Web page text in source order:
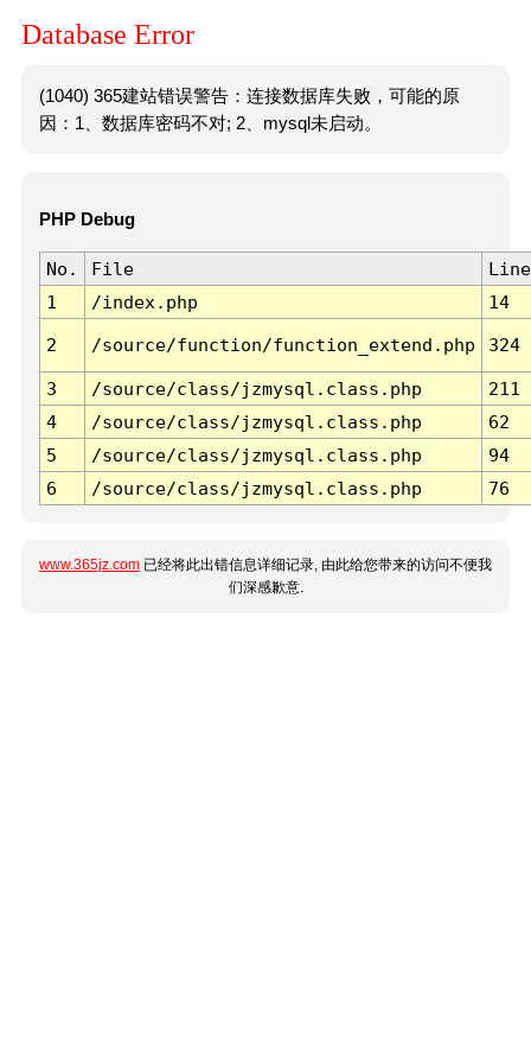
Database Error
(1040) 365建站错误警告：连接数据库失败，可能的原
因：1、数据库密码不对; 2、mysql未启动。
PHP Debug
No. File
Line
1
/index.php 14
2 /source/function/function_extend.php 324
3 /source/class/jzmysql.class.php
211
4
/source/class/jzmysql.class.php
62
5
/source/class/jzmysql.class.php
94
6
/source/class/jzmysql.class.php 76
www.365jz.com 已经将此出错信息详细记录, 由此给您带来的访问不便我
们深感歉意.